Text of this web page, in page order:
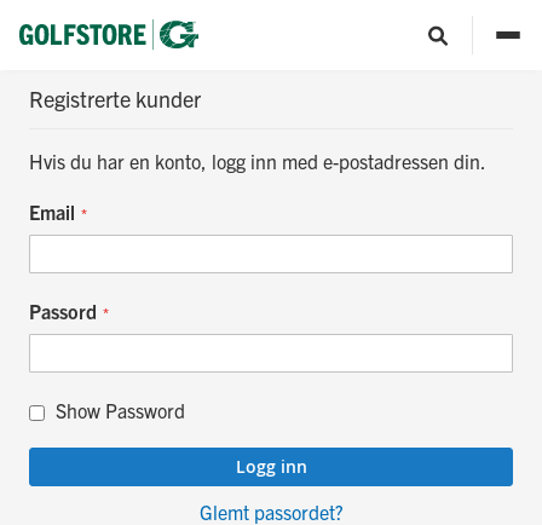
Kundeinnlogging
Registrerte kunder
Hvis du har en konto, logg inn med e-postadressen din.
Email
Passord
Show Password
Logg inn
Glemt passordet?